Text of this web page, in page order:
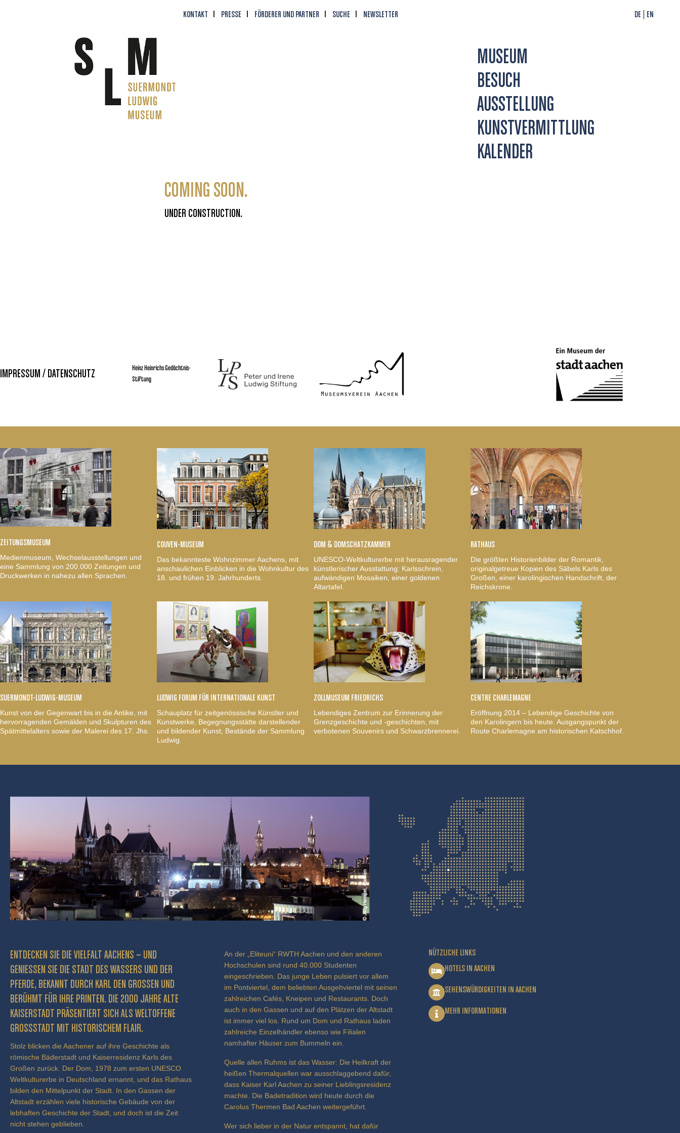
KONTAKT PRESSE FÖRDERER UND PARTNER SUCHE NEWSLETTER DE EN
MUSEUM
BESUCH
AUSSTELLUNG
KUNSTVERMITTLUNG
KALENDER
COMING SOON.
UNDER CONSTRUCTION.
IMPRESSUM / DATENSCHUTZ
Heinz Heinrichs Gedächtnis-
Stiftung
ZEITUNGSMUSEUM
Medienmuseum, Wechselausstellungen und
eine Sammlung von 200.000 Zeitungen und
Druckwerken in nahezu allen Sprachen.
COUVEN-MUSEUM
Das bekannteste Wohnzimmer Aachens, mit
anschaulichen Einblicken in die Wohnkultur des
18. und frühen 19. Jahrhunderts.
DOM & DOMSCHATZKAMMER
UNESCO-Weltkulturerbe mit herausragender
künstlerischer Ausstattung: Karlsschrein,
aufwändigen Mosaiken, einer goldenen
Altartafel.
RATHAUS
Die größten Historienbilder der Romantik,
originalgetreue Kopien des Säbels Karls des
Großen, einer karolingischen Handschrift, der
Reichskrone.
SUERMONDT-LUDWIG-MUSEUM
Kunst von der Gegenwart bis in die Antike, mit
hervorragenden Gemälden und Skulpturen des
Spätmittelalters sowie der Malerei des 17. Jhs.
LUDWIG FORUM FÜR INTERNATIONALE KUNST
Schauplatz für zeitgenössische Künstler und
Kunstwerke, Begegnungsstätte darstellender
und bildender Kunst, Bestände der Sammlung
Ludwig.
ZOLLMUSEUM FRIEDRICHS
Lebendiges Zentrum zur Erinnerung der
Grenzgeschichte und -geschichten, mit
verbotenen Souvenirs und Schwarzbrennerei.
CENTRE CHARLEMAGNE
Eröffnung 2014 – Lebendige Geschichte von
den Karolingern bis heute. Ausgangspunkt der
Route Charlemagne am historischen Katschhof.
ENTDECKEN SIE DIE VIELFALT AACHENS – UND
GENIESSEN SIE DIE STADT DES WASSERS UND DER P
FERDE, BEKANNT DURCH KARL DEN GROSSEN UND BE
RÜHMT FÜR IHRE PRINTEN. DIE 2000 JAHRE ALTE KA
ISERSTADT PRÄSENTIERT SICH ALS WELTOFFENE GR
OSSSTADT MIT HISTORISCHEM FLAIR.
Stolz blicken die Aachener auf ihre Geschichte als
römische Bäderstadt und Kaiserresidenz Karls des
Großen zurück. Der Dom, 1978 zum ersten UNESCO
Weltkulturerbe in Deutschland ernannt, und das Rathaus
bilden den Mittelpunkt der Stadt. In den Gassen der
Altstadt erzählen viele historische Gebäude von der
lebhaften Geschichte der Stadt, und doch ist die Zeit
nicht stehen geblieben.
An der „Eliteuni“ RWTH Aachen und den anderen
Hochschulen sind rund 40.000 Studenten
eingeschrieben. Das junge Leben pulsiert vor allem
im Pontviertel, dem beliebten Ausgehviertel mit seinen
zahlreichen Cafés, Kneipen und Restaurants. Doch
auch in den Gassen und auf den Plätzen der Altstadt
ist immer viel los. Rund um Dom und Rathaus laden
zahlreiche Einzelhändler ebenso wie Filialen
namhafter Häuser zum Bummeln ein.
Quelle allen Ruhms ist das Wasser: Die Heilkraft der
heißen Thermalquellen war ausschlaggebend dafür,
dass Kaiser Karl Aachen zu seiner Lieblingsresidenz
machte. Die Badetradition wird heute durch die
Carolus Thermen Bad Aachen weitergeführt.
Wer sich lieber in der Natur entspannt, hat dafür
NÜTZLICHE LINKS
HOTELS IN AACHEN
SEHENSWÜRDIGKEITEN IN AACHEN
MEHR INFORMATIONEN